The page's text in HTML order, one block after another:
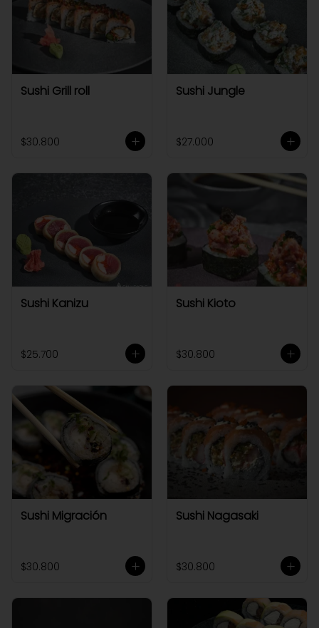
Sushi Grill roll
$30.800
Sushi Jungle
$27.000
Sushi Kanizu
$25.700
Sushi Kioto
$30.800
Sushi Migración
$30.800
Sushi Nagasaki
$30.800